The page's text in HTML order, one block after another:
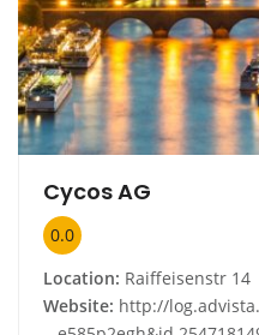
Cycos AG
0.0
Location: Raiffeisenstr 14
Website: http://